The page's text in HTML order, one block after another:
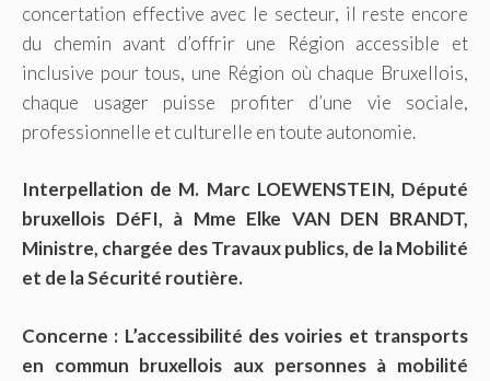
concertation effective avec le secteur, il reste encore
du chemin avant d’offrir une Région accessible et
inclusive pour tous, une Région où chaque Bruxellois,
chaque usager puisse profiter d’une vie sociale,
professionnelle et culturelle en toute autonomie.
Interpellation de M. Marc LOEWENSTEIN, Député
bruxellois DéFI, à Mme Elke VAN DEN BRANDT,
Ministre, chargée des Travaux publics, de la Mobilité
et de la Sécurité routière.
Concerne : L’accessibilité des voiries et transports
en commun bruxellois aux personnes à mobilité